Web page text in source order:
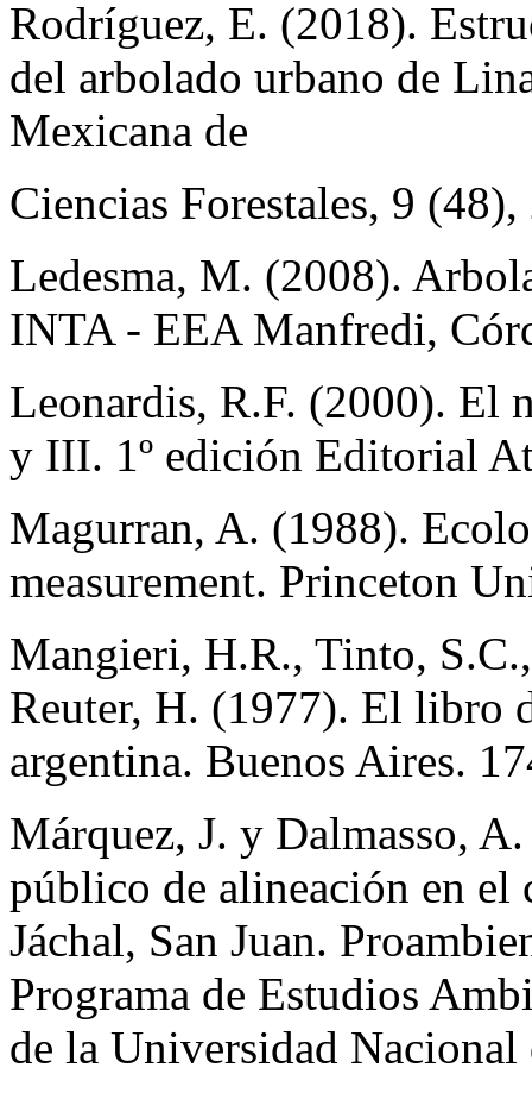
Rodríguez, E. (2018).
del arbolado urbano de
Mexicana de
Ciencias Forestales, 9
Ledesma, M. (2008).
INTA - EEA Manfredi,
Leonardis, R.F. (2000). El
y III. 1º edición Editorial
Magurran, A. (1988).
measurement. Princeton
Mangieri, H.R., Tinto,
Reuter, H. (1977). El libro
argentina. Buenos Aires.
Márquez, J. y Dalmasso,
público de alineación en el
Jáchal, San Juan.
Programa de Estudios
de la Universidad